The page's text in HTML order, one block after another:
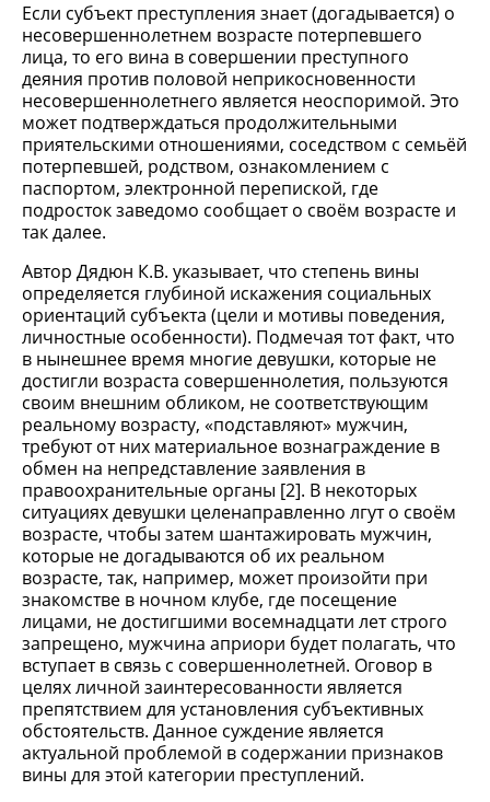
Если субъект преступления знает (догадывается) о
несовершеннолетнем возрасте потерпевшего
лица, то его вина в совершении преступного
деяния против половой неприкосновенности
несовершеннолетнего является неоспоримой. Это
может подтверждаться продолжительными
приятельскими отношениями, соседством с семьёй
потерпевшей, родством, ознакомлением с
паспортом, электронной перепиской, где
подросток заведомо сообщает о своём возрасте и
так далее.
Автор Дядюн К.В. указывает, что степень вины
определяется глубиной искажения социальных
ориентаций субъекта (цели и мотивы поведения,
личностные особенности). Подмечая тот факт, что
в нынешнее время многие девушки, которые не
достигли возраста совершеннолетия, пользуются
своим внешним обликом, не соответствующим
реальному возрасту, «подставляют» мужчин,
требуют от них материальное вознаграждение в
обмен на непредставление заявления в
правоохранительные органы [2]. В некоторых
ситуациях девушки целенаправленно лгут о своём
возрасте, чтобы затем шантажировать мужчин,
которые не догадываются об их реальном
возрасте, так, например, может произойти при
знакомстве в ночном клубе, где посещение
лицами, не достигшими восемнадцати лет строго
запрещено, мужчина априори будет полагать, что
вступает в связь с совершеннолетней. Оговор в
целях личной заинтересованности является
препятствием для установления субъективных
обстоятельств. Данное суждение является
актуальной проблемой в содержании признаков
вины для этой категории преступлений.